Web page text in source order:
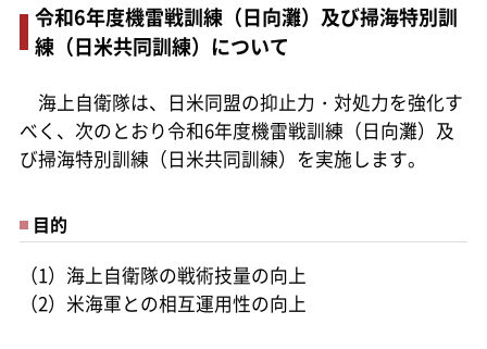
令和6年度機雷戦訓練（日向灘）及び掃海特別訓
練（日米共同訓練）について
海上自衛隊は、日米同盟の抑止力・対処力を強化す
べく、次のとおり令和6年度機雷戦訓練（日向灘）及
び掃海特別訓練（日米共同訓練）を実施します。
目的
（1）海上自衛隊の戦術技量の向上
（2）米海軍との相互運用性の向上